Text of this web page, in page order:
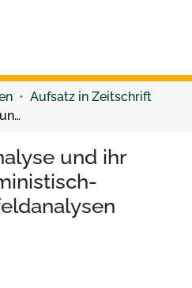
Aufsatz in Zeitschrift
Die Situationsanalyse und ihr Potenzial für feministisch-kritische Politikfeldanalysen
und ihr